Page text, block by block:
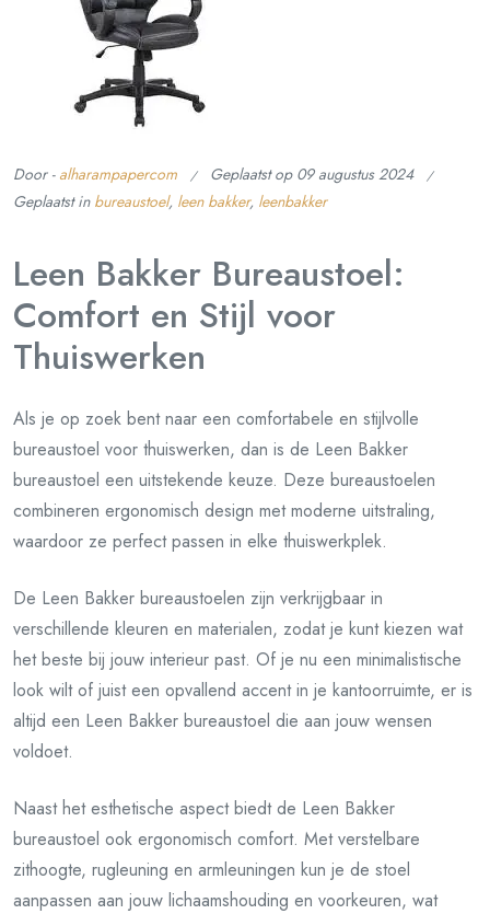
Door - alharampapercom Geplaatst op 09 augustus 2024
Geplaatst in bureaustoel, leen bakker, leenbakker
Leen Bakker Bureaustoel:
Comfort en Stijl voor
Thuiswerken
Als je op zoek bent naar een comfortabele en stijlvolle
bureaustoel voor thuiswerken, dan is de Leen Bakker
bureaustoel een uitstekende keuze. Deze bureaustoelen
combineren ergonomisch design met moderne uitstraling,
waardoor ze perfect passen in elke thuiswerkplek.
De Leen Bakker bureaustoelen zijn verkrijgbaar in
verschillende kleuren en materialen, zodat je kunt kiezen wat
het beste bij jouw interieur past. Of je nu een minimalistische
look wilt of juist een opvallend accent in je kantoorruimte, er is
altijd een Leen Bakker bureaustoel die aan jouw wensen
voldoet.
Naast het esthetische aspect biedt de Leen Bakker
bureaustoel ook ergonomisch comfort. Met verstelbare
zithoogte, rugleuning en armleuningen kun je de stoel
aanpassen aan jouw lichaamshouding en voorkeuren, wat